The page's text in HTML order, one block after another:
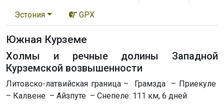
Эстония GPX
Южная Курземе
Холмы и речные долины Западной
Курземской возвышенности
Литовско-латвийская граница – Грамзда – Приекуле
– Калвене – Айзпуте – Снепеле: 111 км, 6 дней